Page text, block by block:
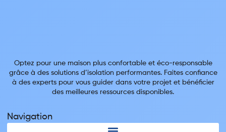
Optez pour une maison plus confortable et éco-responsable
grâce à des solutions d’isolation performantes. Faites confiance
à des experts pour vous guider dans votre projet et bénéficier
des meilleures ressources disponibles.
Navigation